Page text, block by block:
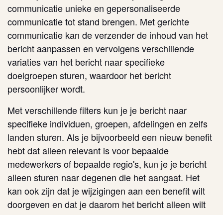
communicatie unieke en gepersonaliseerde
communicatie tot stand brengen. Met gerichte
communicatie kan de verzender de inhoud van het
bericht aanpassen en vervolgens verschillende
variaties van het bericht naar specifieke
doelgroepen sturen, waardoor het bericht
persoonlijker wordt.
Met verschillende filters kun je je bericht naar
specifieke individuen, groepen, afdelingen en zelfs
landen sturen. Als je bijvoorbeeld een nieuw benefit
hebt dat alleen relevant is voor bepaalde
medewerkers of bepaalde regio's, kun je je bericht
alleen sturen naar degenen die het aangaat. Het
kan ook zijn dat je wijzigingen aan een benefit wilt
doorgeven en dat je daarom het bericht alleen wilt